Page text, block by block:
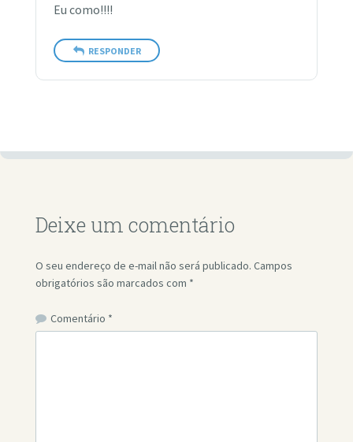
Eu como!!!!
RESPONDER
Deixe um comentário
O seu endereço de e-mail não será publicado. Campos
obrigatórios são marcados com *
Comentário *